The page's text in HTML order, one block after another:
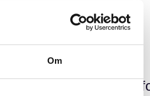
Om
til at gøre en forskel